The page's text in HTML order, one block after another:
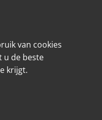
van cookies
u de beste
krijgt.